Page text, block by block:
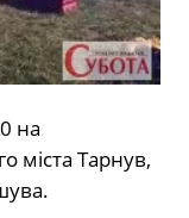
на
міста Тарнув,